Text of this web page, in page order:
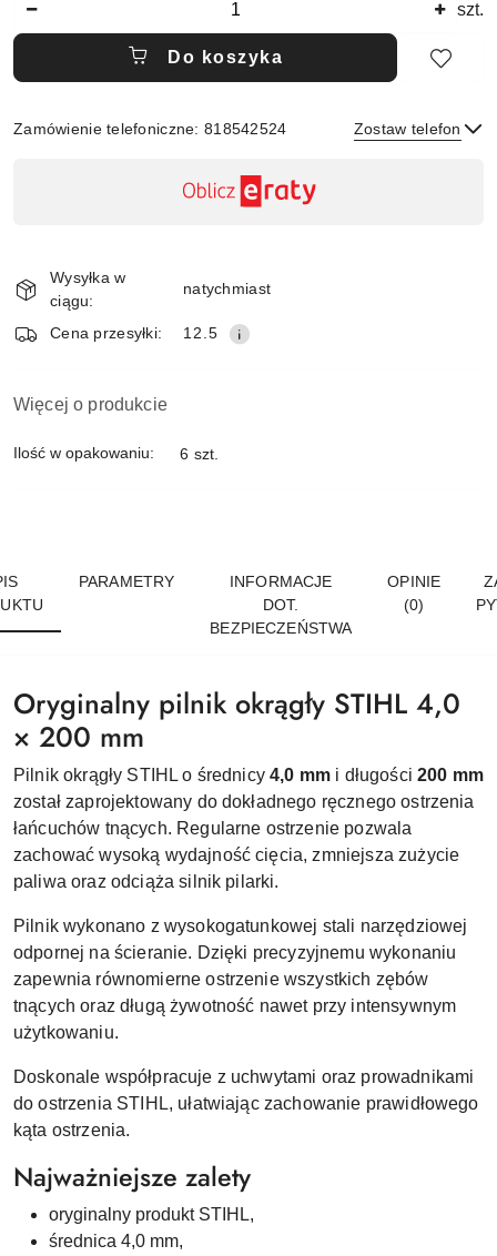
szt.
Do koszyka
Zamówienie telefoniczne: 818542524 Zostaw telefon
dostawa
Wysyłka w
ciągu:
natychmiast
Cena przesyłki: 12.5
Więcej o produkcie
Ilość w opakowaniu: 6 szt.
PARAMETRY
INFORMACJE
DOT.
BEZPIECZEŃSTWA
OPINIE
(0)
Oryginalny pilnik okrągły STIHL 4,0
× 200 mm
Pilnik okrągły STIHL o średnicy4,0 mm i długości200 mm
został zaprojektowany do dokładnego ręcznego ostrzenia
łańcuchów tnących. Regularne ostrzenie pozwala
zachować wysoką wydajność cięcia, zmniejsza zużycie
paliwa oraz odciąża silnik pilarki.
Pilnik wykonano z wysokogatunkowej stali narzędziowej
odpornej na ścieranie. Dzięki precyzyjnemu wykonaniu
zapewnia równomierne ostrzenie wszystkich zębów
tnących oraz długą żywotność nawet przy intensywnym
użytkowaniu.
Doskonale współpracuje z uchwytami oraz prowadnikami
do ostrzenia STIHL, ułatwiając zachowanie prawidłowego
kąta ostrzenia.
Najważniejsze zalety
oryginalny produkt STIHL,
średnica 4,0 mm,